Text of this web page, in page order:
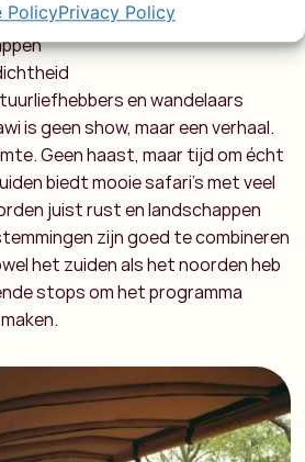
PolicyPrivacy Policy
en wandelaars
is geen show, maar een verhaal.
Geen haast, maar tijd om écht
biedt mooie safari’s met veel
juist rust en landschappen
zijn goed te combineren
het zuiden als het noorden heb
stops om het programma